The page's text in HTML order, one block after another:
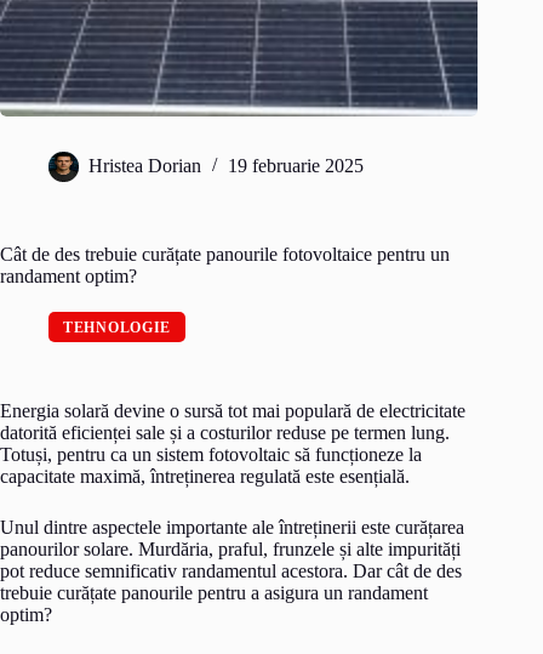
Hristea Dorian 19 februarie 2025
Cât de des trebuie curățate panourile fotovoltaice pentru un
randament optim?
TEHNOLOGIE
Energia solară devine o sursă tot mai populară de electricitate
datorită eficienței sale și a costurilor reduse pe termen lung.
Totuși, pentru ca un sistem fotovoltaic să funcționeze la
capacitate maximă, întreținerea regulată este esențială.
Unul dintre aspectele importante ale întreținerii este curățarea
panourilor solare. Murdăria, praful, frunzele și alte impurități
pot reduce semnificativ randamentul acestora. Dar cât de des
trebuie curățate panourile pentru a asigura un randament
optim?